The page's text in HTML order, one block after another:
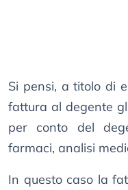
Si pensi, a titolo di
fattura al degente
per conto del
farmaci, analisi
In questo caso la